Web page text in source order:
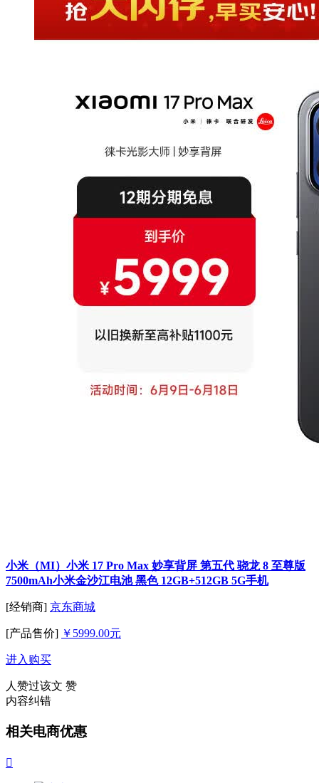
小米（MI）小米 17 Pro Max 妙享背屏 第五代 骁龙 8 至尊版
7500mAh小米金沙江电池 黑色 12GB+512GB 5G手机
[经销商] 京东商城
[产品售价] ￥5999.00元
进入购买
人赞过该文 赞
内容纠错
相关电商优惠
